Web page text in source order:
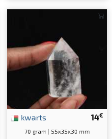
14€
kwarts
70 gram | 55x35x30 mm